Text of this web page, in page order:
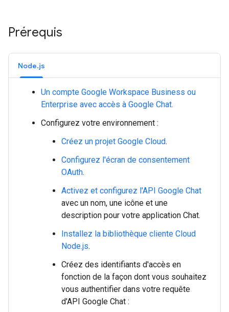
Prérequis
Node.js
Un compte Google Workspace Business ou
Enterprise avec accès à Google Chat.
Configurez votre environnement :
Créez un projet Google Cloud.
Configurez l'écran de consentement
OAuth.
Activez et configurez l'API Google Chat
avec un nom, une icône et une
description pour votre application Chat.
Installez la bibliothèque cliente Cloud
Node.js.
Créez des identifiants d'accès en
fonction de la façon dont vous souhaitez
vous authentifier dans votre requête
d'API Google Chat :